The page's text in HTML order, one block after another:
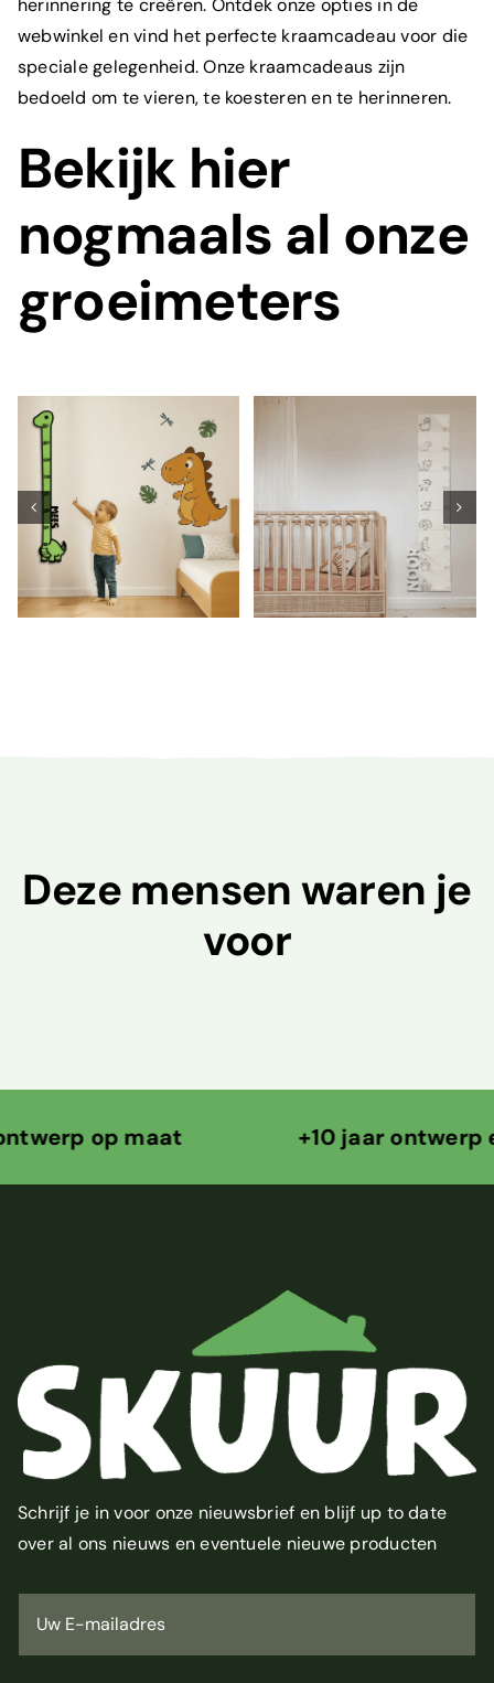
herinnering te creëren. Ontdek onze opties in de
webwinkel en vind het perfecte kraamcadeau voor die
speciale gelegenheid. Onze kraamcadeaus zijn
bedoeld om te vieren, te koesteren en te herinneren.
Bekijk hier
nogmaals al onze
groeimeters
Houten
groeimeter
boerderijdieren
SELECT OPTIONS
/
DETAILS
Houten
groeimeter
met naam
SELECT OPTIONS
DETAILS
Deze mensen waren je
voor
jaar ontwerp ervaring
Schrijf je in voor onze nieuwsbrief en blijf up to date
over al ons nieuws en eventuele nieuwe producten
U
-